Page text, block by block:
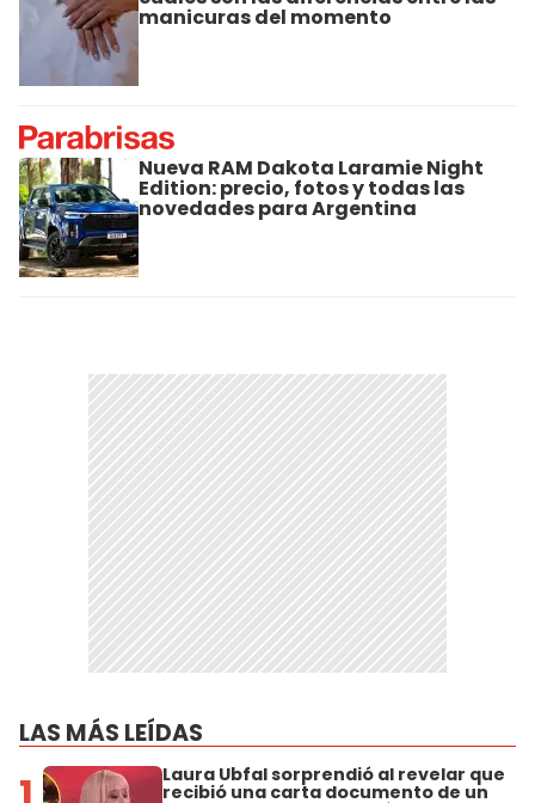
manicuras del momento
Nueva RAM Dakota Laramie Night
Edition: precio, fotos y todas las
novedades para Argentina
LAS MÁS LEÍDAS
Laura Ubfal sorprendió al revelar que
recibió una carta documento de un